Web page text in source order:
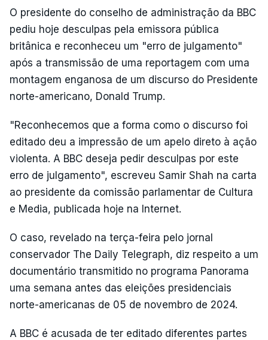
O presidente do conselho de administração da BBC
pediu hoje desculpas pela emissora pública
britânica e reconheceu um "erro de julgamento"
após a transmissão de uma reportagem com uma
montagem enganosa de um discurso do Presidente
norte-americano, Donald Trump.
"Reconhecemos que a forma como o discurso foi
editado deu a impressão de um apelo direto à ação
violenta. A BBC deseja pedir desculpas por este
erro de julgamento", escreveu Samir Shah na carta
ao presidente da comissão parlamentar de Cultura
e Media, publicada hoje na Internet.
O caso, revelado na terça-feira pelo jornal
conservador The Daily Telegraph, diz respeito a um
documentário transmitido no programa Panorama
uma semana antes das eleições presidenciais
norte-americanas de 05 de novembro de 2024.
A BBC é acusada de ter editado diferentes partes